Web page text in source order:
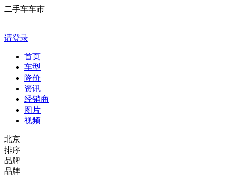
二手车车市
请登录
首页
车型
降价
资讯
经销商
图片
视频
北京
排序
品牌
品牌